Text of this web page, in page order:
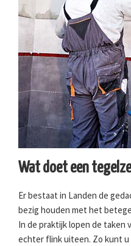
Wat doet een
Er bestaat in Landen de
bezig houden met het
In de praktijk lopen de taken
echter flink uiteen. Zo kunt